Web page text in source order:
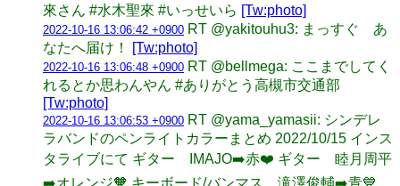
來さん #水木聖來 #いっせいら [Tw:photo]
2022-10-16 13:06:42 +0900 RT @yakitouhu3: まっすぐ あ
なたへ届け！
[Tw:photo]
2022-10-16 13:06:48 +0900 RT @bellmega: ここまでしてく
れるとか思わんやん #ありがとう高槻市交通部
[Tw:photo]
2022-10-16 13:06:53 +0900 RT @yama_yamasii: シンデレ
ラバンドのペンライトカラーまとめ 2022/10/15 インス
タライブにて ギター IMAJO➡️赤❤️ ギター 睦月周平
➡️オレンジ🧡 キーボード/バンマス 滝澤俊輔➡️青💙